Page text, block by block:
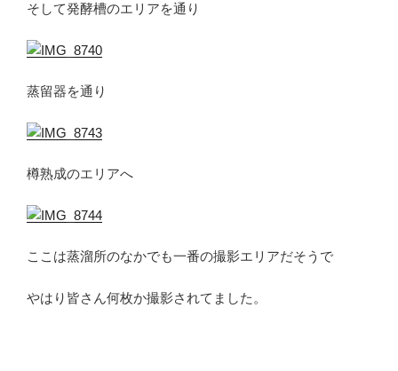
そして発酵槽のエリアを通り
蒸留器を通り
樽熟成のエリアへ
ここは蒸溜所のなかでも一番の撮影エリアだそうで
やはり皆さん何枚か撮影されてました。